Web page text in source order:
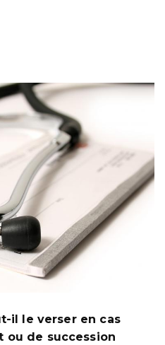
il le verser en cas
ou de succession